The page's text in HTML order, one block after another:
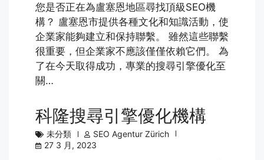
您是否正在為盧塞恩地區尋找頂級SEO機
構？ 盧塞恩市提供各種文化和知識活動，使
企業家能夠建立和保持聯繫。 雖然這些聯繫
很重要，但企業家不應該僅僅依賴它們。 為
了在今天取得成功，專業的搜尋引擎優化至
關…
科隆搜尋引擎優化機構
未分類
SEO Agentur Zürich
27 3 月, 2023